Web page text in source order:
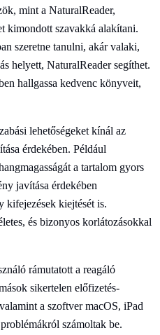
mint a NaturalReader,
kimondott szavakká alakítani.
szeretne tanulni, akár valaki,
helyett, NaturalReader segíthet.
hallgassa kedvenc könyveit,
lehetőségeket kínál az
érdekében. Például
a tartalom gyors
javítása érdekében
kifejezések kiejtését is.
és bizonyos korlátozásokkal
rámutatott a reagáló
sikertelen előfizetés-
a szoftver macOS, iPad
számoltak be.